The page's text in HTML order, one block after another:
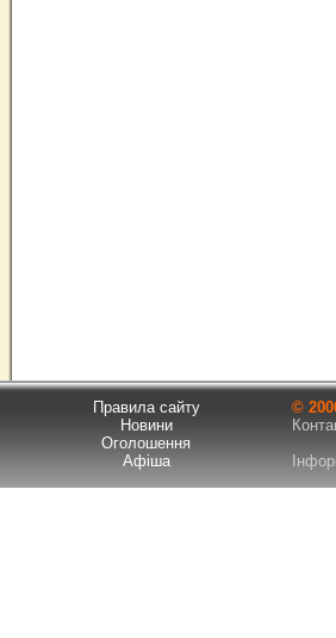
Правила сайту
Новини
Оголошення
Афіша
©